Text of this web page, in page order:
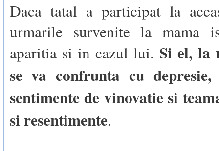
Daca tatal a participat la
urmarile survenite la mama
aparitia si in cazul lui. Si el, la
se va confrunta cu depresie,
sentimente de vinovatie si
si resentimente.